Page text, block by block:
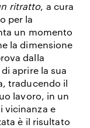
ritratto, a cura
per la
un momento
la dimensione
dalla
aprire la sua
traducendo il
lavoro, in un
vicinanza e
è il risultato